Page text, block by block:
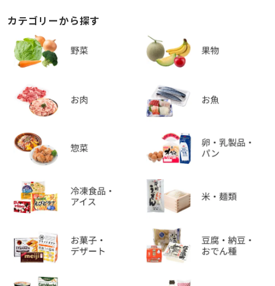
カテゴリーから探す